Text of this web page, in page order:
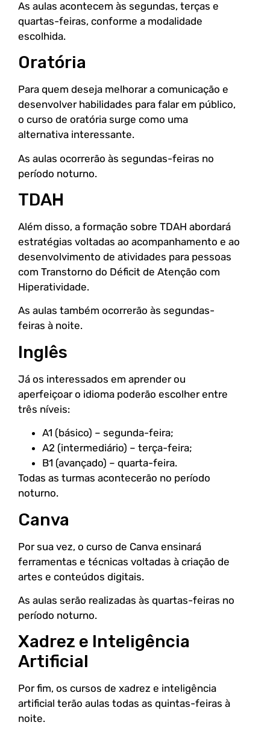
As aulas acontecem às segundas, terças e
quartas-feiras, conforme a modalidade
escolhida.
Oratória
Para quem deseja melhorar a comunicação e
desenvolver habilidades para falar em público,
o curso de oratória surge como uma
alternativa interessante.
As aulas ocorrerão às segundas-feiras no
período noturno.
TDAH
Além disso, a formação sobre TDAH abordará
estratégias voltadas ao acompanhamento e ao
desenvolvimento de atividades para pessoas
com Transtorno do Déficit de Atenção com
Hiperatividade.
As aulas também ocorrerão às segundas-
feiras à noite.
Inglês
Já os interessados em aprender ou
aperfeiçoar o idioma poderão escolher entre
três níveis:
A1 (básico) – segunda-feira;
A2 (intermediário) – terça-feira;
B1 (avançado) – quarta-feira.
Todas as turmas acontecerão no período
noturno.
Canva
Por sua vez, o curso de Canva ensinará
ferramentas e técnicas voltadas à criação de
artes e conteúdos digitais.
As aulas serão realizadas às quartas-feiras no
período noturno.
Xadrez e Inteligência
Artificial
Por fim, os cursos de xadrez e inteligência
artificial terão aulas todas as quintas-feiras à
noite.